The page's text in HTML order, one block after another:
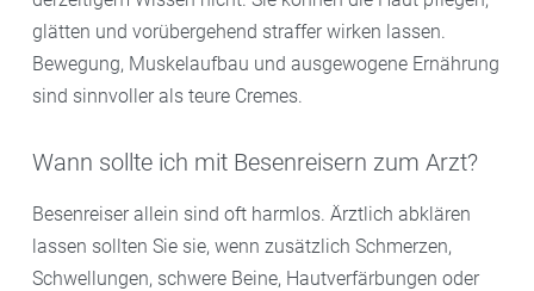
glätten und vorübergehend straffer wirken lassen.
Bewegung, Muskelaufbau und ausgewogene Ernährung
sind sinnvoller als teure Cremes.
Wann sollte ich mit Besenreisern zum Arzt?
Besenreiser allein sind oft harmlos. Ärztlich abklären
lassen sollten Sie sie, wenn zusätzlich Schmerzen,
Schwellungen, schwere Beine, Hautverfärbungen oder